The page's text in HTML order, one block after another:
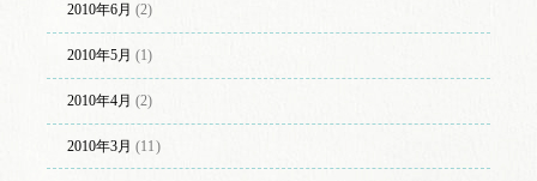
2010年6月 (2)
2010年5月 (1)
2010年4月 (2)
2010年3月 (11)